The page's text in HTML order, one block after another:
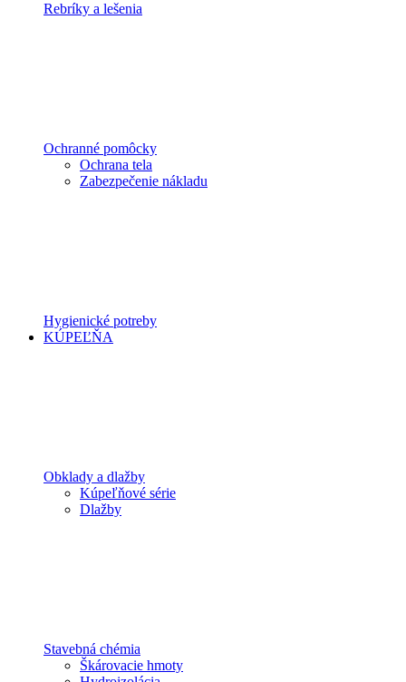
Rebríky a lešenia
Ochranné pomôcky
Ochrana tela
Zabezpečenie nákladu
Hygienické potreby
KÚPEĽŇA
Obklady a dlažby
Kúpeľňové série
Dlažby
Stavebná chémia
Škárovacie hmoty